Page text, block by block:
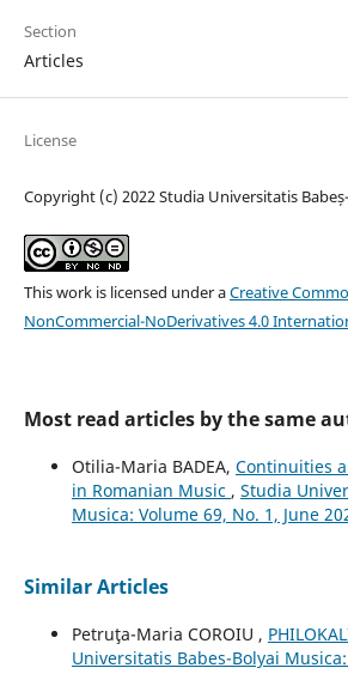
Section
Articles
License
Copyright (c) 2022 Studia Universitatis
This work is licensed under aCreative
NonCommercial-NoDerivatives 4.0
Most read articles by the same
Otilia-Maria BADEA, Continuities
in Romanian Music , Studia
Musica: Volume 69, No. 1, June
Similar Articles
Petruţa-Maria COROIU ,
Universitatis Babes-Bolyai